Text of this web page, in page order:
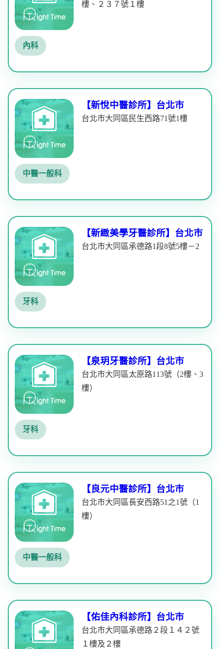
樓、２３７號１樓
內科
【新悅中醫診所】台北市
台北市大同區民生西路71號1樓
中醫一般科
【新緻美學牙醫診所】台北市
台北市大同區承德路1段8號5樓－2
牙科
【泉玥牙醫診所】台北市
台北市大同區太原路113號（2樓、3
樓）
牙科
【良元中醫診所】台北市
台北市大同區長安西路51之1號（1
樓）
中醫一般科
【佑佳內科診所】台北市
台北市大同區承德路２段１４２號
１樓及２樓